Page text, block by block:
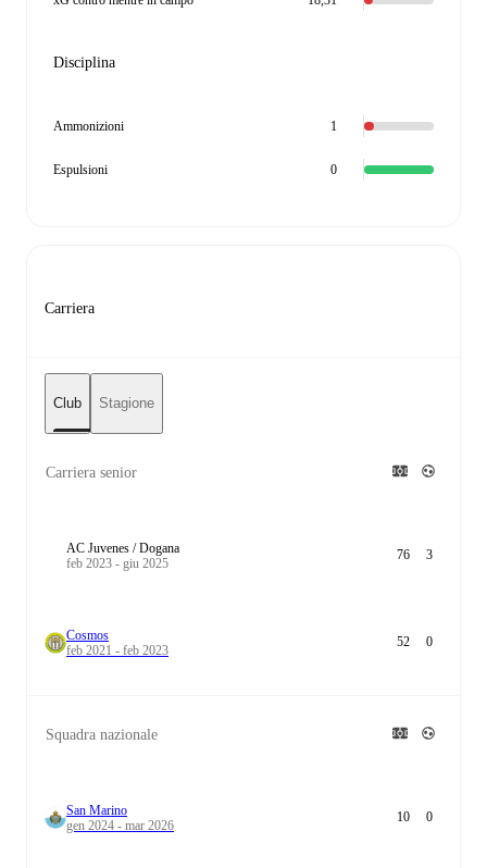
Disciplina
Ammonizioni 1
Espulsioni 0
Carriera
Club Stagione
Carriera senior
AC Juvenes / Dogana
feb 2023 - giu 2025
76 3
Cosmos
feb 2021 - feb 2023
52 0
Squadra nazionale
San Marino
gen 2024 - mar 2026
10 0